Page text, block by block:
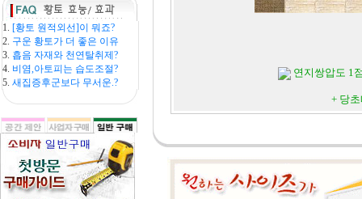
1. [황토 원적외선]이 뭐죠?
2. 구운 황토가 더 좋은 이유
3. 흡음 자재와 천연탈취제?
4. 비염,아토피는 습도조절?
5.새집증후군보다 무서운.?
연지쌍압도 1
+ 당초